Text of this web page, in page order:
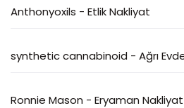
Anthonyoxils - Etlik Nakliyat
synthetic cannabinoid - Ağrı
Ronnie Mason - Eryaman Nakliyat